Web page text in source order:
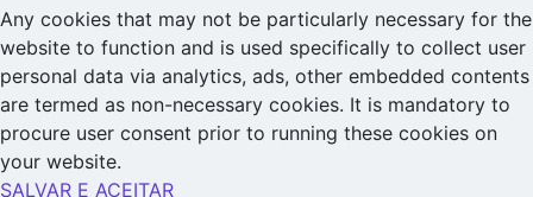
Any cookies that may not be particularly necessary for the
website to function and is used specifically to collect user
personal data via analytics, ads, other embedded contents
are termed as non-necessary cookies. It is mandatory to
procure user consent prior to running these cookies on
your website.
SALVAR E ACEITAR